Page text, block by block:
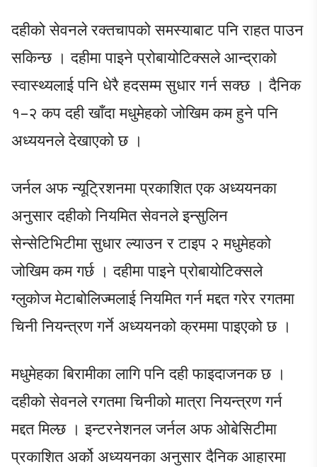
दहीको सेवनले रक्तचापको समस्याबाट पनि राहत पाउन
सकिन्छ । दहीमा पाइने प्रोबायोटिक्सले आन्द्राको
स्वास्थ्यलाई पनि धेरै हदसम्म सुधार गर्न सक्छ । दैनिक
१–२ कप दही खाँदा मधुमेहको जोखिम कम हुने पनि
अध्ययनले देखाएको छ ।
जर्नल अफ न्यूट्रिशनमा प्रकाशित एक अध्ययनका
अनुसार दहीको नियमित सेवनले इन्सुलिन
सेन्सेटिभिटीमा सुधार ल्याउन र टाइप २ मधुमेहको
जोखिम कम गर्छ । दहीमा पाइने प्रोबायोटिक्सले
ग्लुकोज मेटाबोलिज्मलाई नियमित गर्न मद्दत गरेर रगतमा
चिनी नियन्त्रण गर्ने अध्ययनको क्रममा पाइएको छ ।
मधुमेहका बिरामीका लागि पनि दही फाइदाजनक छ ।
दहीको सेवनले रगतमा चिनीको मात्रा नियन्त्रण गर्न
मद्दत मिल्छ । इन्टरनेशनल जर्नल अफ ओबेसिटीमा
प्रकाशित अर्को अध्ययनका अनुसार दैनिक आहारमा